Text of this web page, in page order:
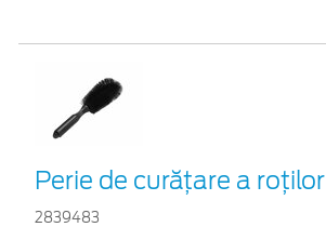
Perie de curățare a roților
2839483